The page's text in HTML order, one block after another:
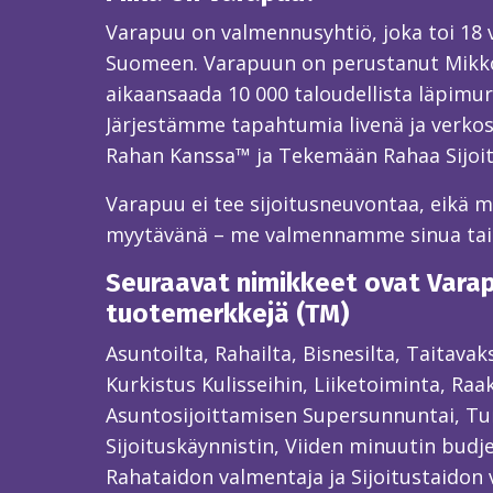
Varapuu on valmennusyhtiö, joka toi
Suomeen. Varapuun on perustanut
aikaansaada 10 000 taloudellista
Järjestämme tapahtumia livenä ja
Rahan Kanssa™ ja Tekemään Rahaa
Varapuu ei tee sijoitusneuvontaa, eikä
myytävänä – me valmennamme sinua
Seuraavat nimikkeet ovat
tuotemerkkejä (TM)
Asuntoilta, Rahailta, Bisnesilta,
Kurkistus Kulisseihin, Liiketoiminta,
Asuntosijoittamisen Supersunnuntai,
Sijoituskäynnistin, Viiden minuutin
Rahataidon valmentaja ja Sijoitustaidon